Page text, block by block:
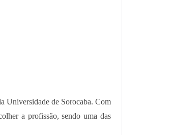
Universidade de Sorocaba. Com
a profissão, sendo uma das